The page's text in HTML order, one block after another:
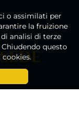
o assimilati per
la fruizione
analisi di terze
Chiudendo questo
cookies.